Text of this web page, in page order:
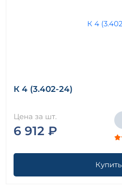
К 4 (3.402-24)
Цена за шт.
6 912 ₽
Купить